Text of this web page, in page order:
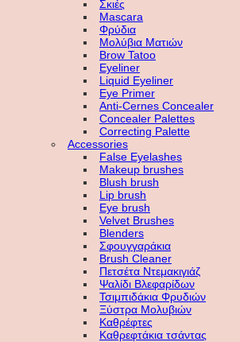
Σκιές
Mascara
Φρύδια
Μολύβια Ματιών
Brow Tatoo
Eyeliner
Liquid Eyeliner
Eye Primer
Anti-Cernes Concealer
Concealer Palettes
Correcting Palette
Accessories
False Eyelashes
Makeup brushes
Blush brush
Lip brush
Eye brush
Velvet Brushes
Blenders
Σφουγγαράκια
Brush Cleaner
Πετσέτα Ντεμακιγιάζ
Ψαλίδι Βλεφαρίδων
Τσιμπιδάκια Φρυδιών
Ξύστρα Μολυβιών
Καθρέφτες
Καθρεφτάκια τσάντας